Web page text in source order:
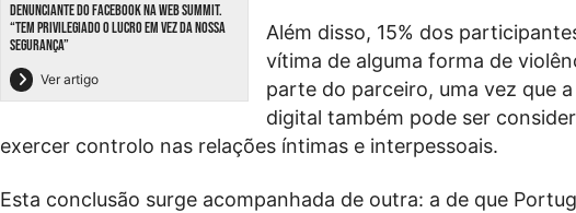
DENUNCIANTE DO FACEBOOK NA WEB SUMMIT.
“TEM PRIVILEGIADO O LUCRO EM VEZ DA NOSSA
SEGURANÇA”
Ver artigo
Além disso, 15% dos
vítima de alguma forma de
parte do parceiro, uma vez que
digital também pode ser
exercer controlo nas relações íntimas e interpessoais.
Esta conclusão surge acompanhada de outra: a de que